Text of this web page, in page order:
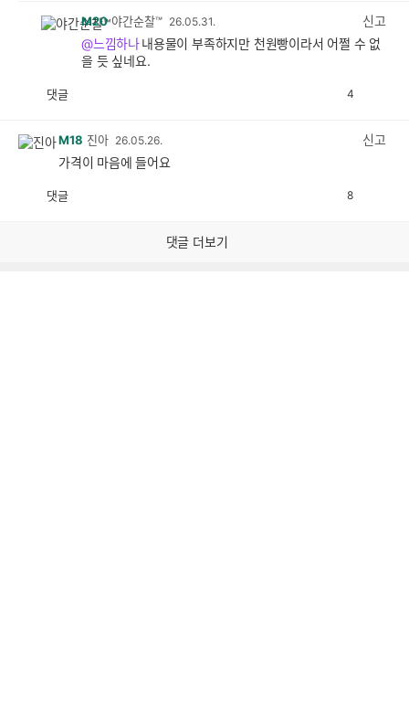
M20 야간순찰™ 26.05.31.
신고
@느낌하나내용물이 부족하지만 천원빵이라서 어쩔 수 없
을 듯 싶네요.
댓글 4
M18 진아 26.05.26.
신고
가격이 마음에 들어요
댓글 8
댓글 더보기